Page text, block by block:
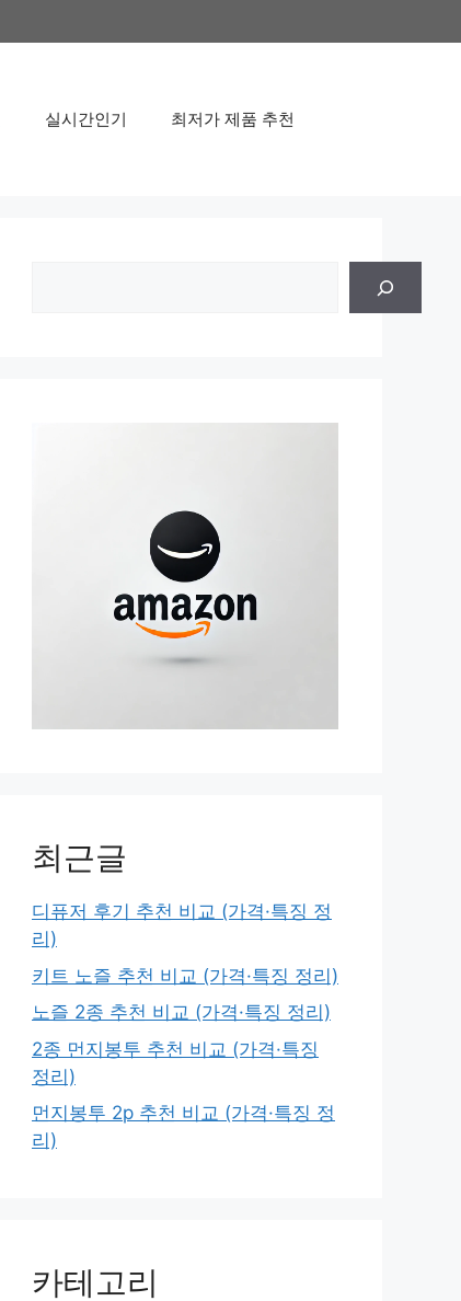
실시간인기 최저가 제품 추천
최근글
디퓨저 후기 추천 비교 (가격·특징 정
리)
키트 노즐 추천 비교 (가격·특징 정리)
노즐 2종 추천 비교 (가격·특징 정리)
2종 먼지봉투 추천 비교 (가격·특징
정리)
먼지봉투 2p 추천 비교 (가격·특징 정
리)
카테고리